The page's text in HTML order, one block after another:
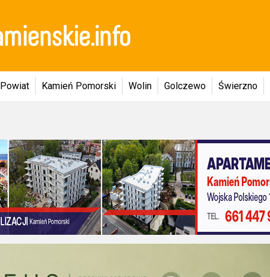
Powiat Kamień Pomorski Wolin Golczewo Świerzno